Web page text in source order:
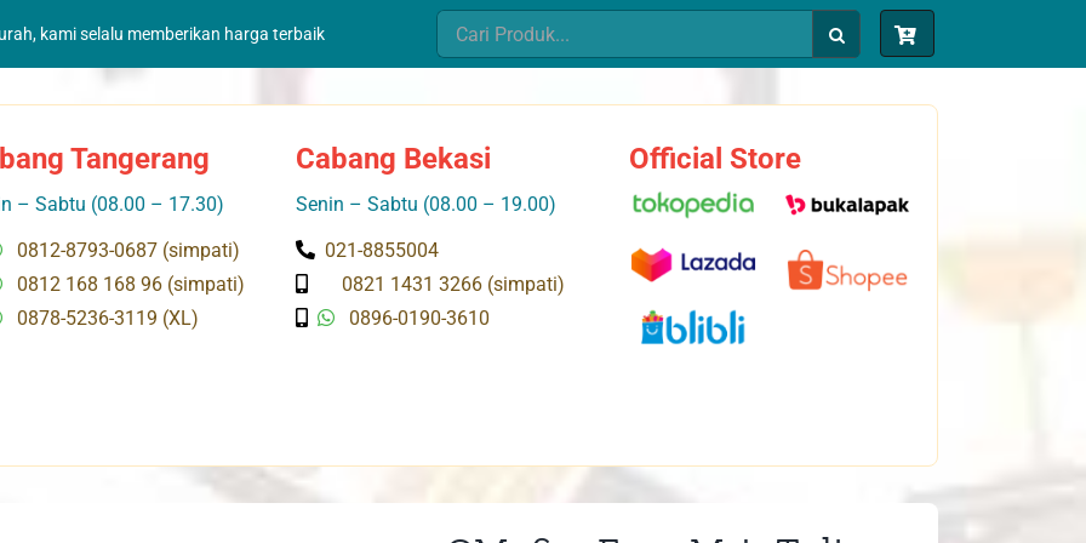
kami selalu memberikan harga terbaik
Search
for:
Tangerang
– Sabtu (08.00 – 17.30)
0812-8793-0687 (simpati)
0812 168 168 96 (simpati)
0878-5236-3119 (XL)
Cabang Bekasi
Senin – Sabtu (08.00 – 19.00)
021-8855004
0821 1431 3266 (simpati)
0896-0190-3610
Official Store